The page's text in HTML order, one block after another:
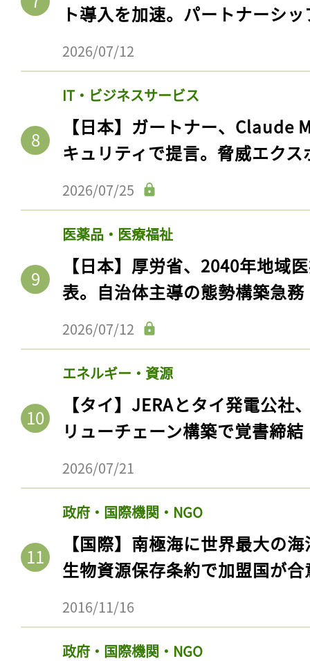
ト導入を加速。パートナーシ
2026/07/12
IT・ビジネスサービス
【日本】ガートナー、Claude
キュリティで提言。脅威エク
2026/07/25
医薬品・医療福祉
【日本】厚労省、2040年地域
表。自治体主導の態勢構築急務
2026/07/12
エネルギー・資源
【タイ】JERAとタイ発電公社
リューチェーン構築で覚書締結
2026/07/21
政府・国際機関・NGO
【国際】南極海に世界最大の
生物資源保存条約で加盟国が合
2016/11/16
政府・国際機関・NGO
記事をお気に入りに
ログイン